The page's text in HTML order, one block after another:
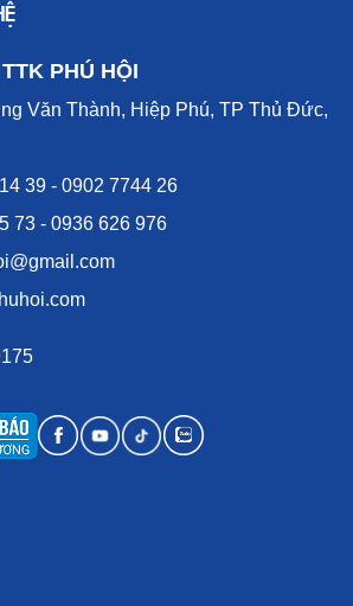
Phòng kinh doanh:
hopnhuaphuhoi.com
7744 26 (Mr.Tú)
7305 73 (Ms.Tuyết)
PHÚ HỘI
Văn Thành, Hiệp Phú, TP Thủ Đức,
39 - 0902 7744 26
0936 626 976